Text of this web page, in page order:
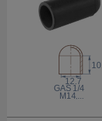
12.7
GAS 1/4
,...
M14